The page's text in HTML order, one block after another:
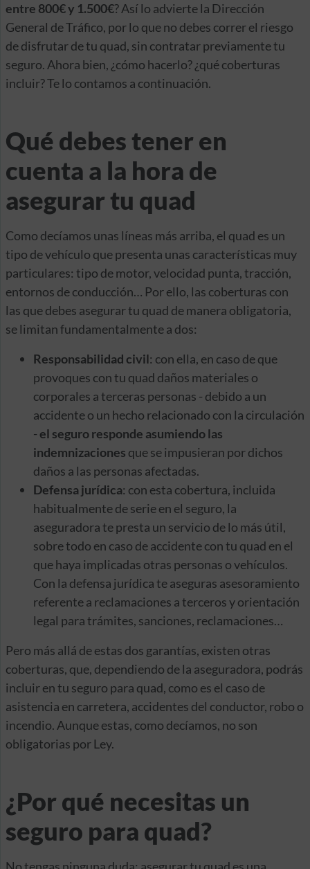
entre 800€ y 1.500€? Así lo advierte la Dirección
General de Tráfico, por lo que no debes correr el riesgo
de disfrutar de tu quad, sin contratar previamente tu
seguro. Ahora bien, ¿cómo hacerlo? ¿qué coberturas
incluir? Te lo contamos a continuación.
Qué debes tener en
cuenta a la hora de
asegurar tu quad
Como decíamos unas líneas más arriba, el quad es un
tipo de vehículo que presenta unas características muy
particulares: tipo de motor, velocidad punta, tracción,
entornos de conducción… Por ello, las coberturas con
las que debes asegurar tu quad de manera obligatoria,
se limitan fundamentalmente a dos:
Responsabilidad civil: con ella, en caso de que
provoques con tu quad daños materiales o
corporales a terceras personas - debido a un
accidente o un hecho relacionado con la circulación
- el seguro responde asumiendo las
indemnizaciones que se impusieran por dichos
daños a las personas afectadas.
Defensa jurídica: con esta cobertura, incluida
habitualmente de serie en el seguro, la
aseguradora te presta un servicio de lo más útil,
sobre todo en caso de accidente con tu quad en el
que haya implicadas otras personas o vehículos.
Con la defensa jurídica te aseguras asesoramiento
referente a reclamaciones a terceros y orientación
legal para trámites, sanciones, reclamaciones…
Pero más allá de estas dos garantías, existen otras
coberturas, que, dependiendo de la aseguradora, podrás
incluir en tu seguro para quad, como es el caso de
asistencia en carretera, accidentes del conductor, robo o
incendio. Aunque estas, como decíamos, no son
obligatorias por Ley.
¿Por qué necesitas un
seguro para quad?